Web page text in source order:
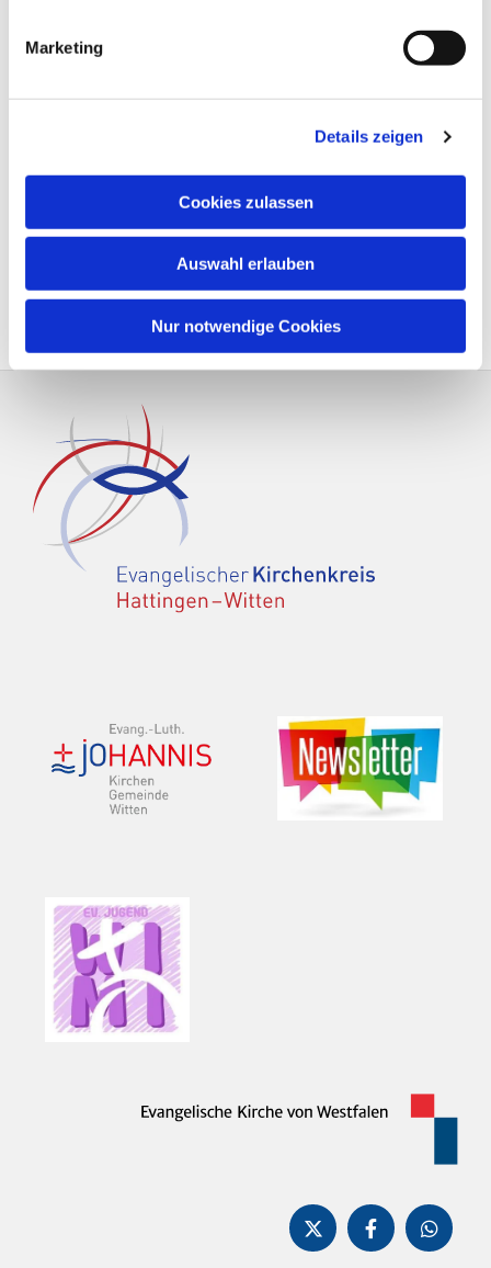
Marketing
Details zeigen
Cookies zulassen
Auswahl erlauben
Nur notwendige Cookies